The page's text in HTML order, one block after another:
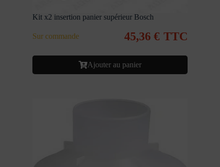
Kit x2 insertion panier supérieur Bosch
Sur commande 45,36 € TTC
Ajouter au panier